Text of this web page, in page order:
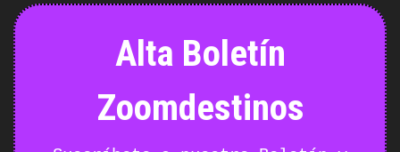
Alta Boletín
Zoomdestinos